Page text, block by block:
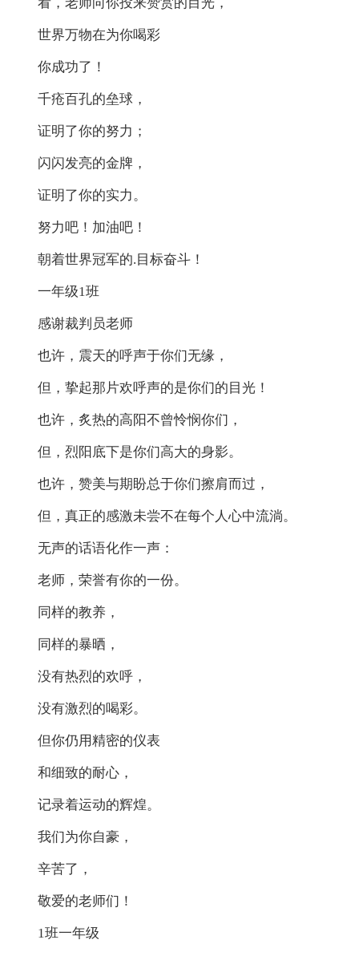
世界万物在为你喝彩
你成功了！
千疮百孔的垒球，
证明了你的努力；
闪闪发亮的金牌，
证明了你的实力。
努力吧！加油吧！
朝着世界冠军的.目标奋斗！
一年级1班
感谢裁判员老师
也许，震天的呼声于你们无缘，
但，挚起那片欢呼声的是你们的目光！
也许，炙热的高阳不曾怜悯你们，
但，烈阳底下是你们高大的身影。
也许，赞美与期盼总于你们擦肩而过，
但，真正的感激未尝不在每个人心中流淌。
无声的话语化作一声：
老师，荣誉有你的一份。
同样的教养，
同样的暴晒，
没有热烈的欢呼，
没有激烈的喝彩。
但你仍用精密的仪表
和细致的耐心，
记录着运动的辉煌。
我们为你自豪，
辛苦了，
敬爱的老师们！
1班一年级